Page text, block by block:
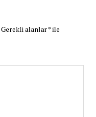
Gerekli alanlar*ile